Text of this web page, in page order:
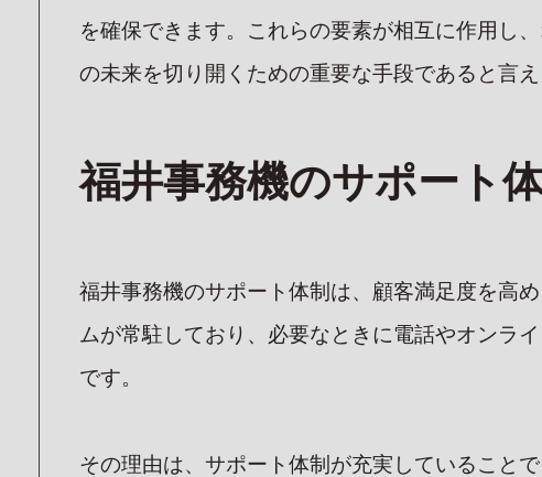
を確保できます。これらの要素が相互に作用し
の未来を切り開くための重要な手段であると言え
福井事務機のサポート
福井事務機のサポート体制は、顧客満足度を高
ムが常駐しており、必要なときに電話やオンラ
です。
その理由は、サポート体制が充実していること